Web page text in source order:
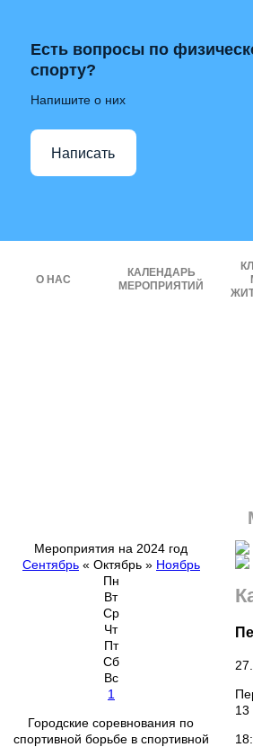
Есть вопросы по
спорту?
Напишите о них
Написать
О НАС
КАЛЕНДАРЬ
МЕРОПРИЯТИЙ
Мероприятия на 2024 год
Сентябрь « Октябрь » Ноябрь
Пн
Вт
Ср
Чт
Пт
Сб
Вс
1
Городские соревнования по
спортивной борьбе в спортивной
13